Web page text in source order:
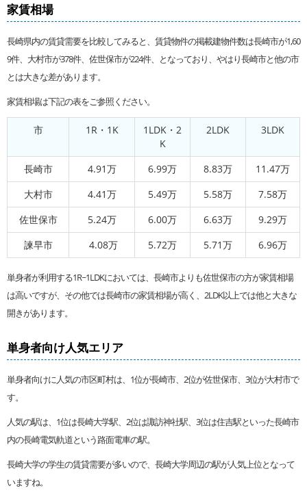
家賃相場
長崎県内の賃貸需要を比較してみると、賃貸物件の掲載建物件数は長崎市が1,60
9件、大村市が378件、佐世保市が224件、となっており、やはり長崎市と他の市
とは大きな差があります。
家賃相場は下記の表をご参照ください。
市 1R・1K
1LDK・2
K
2LDK 3LDK
長崎市 4.91万 6.99万 8.83万
11.47万
大村市
4.41万 5.49万 5.58万
7.58万
佐世保市
5.24万 6.00万 6.63万
9.29万
諫早市
4.08万 5.72万 5.71万 6.96万
単身者が利用する1R~1LDKにおいては、長崎市よりも佐世保市の方が家賃相場
は高いですが、その他では長崎市の家賃相場が高く、2LDK以上では他と大きな
開きがあります。
単身者向け人気エリア
単身者向けに人気の市区町村は、1位が長崎市、2位が佐世保市、3位が大村市で
す。
人気の駅は、1位は長崎大学駅、2位は諏訪神社駅、3位は住吉駅といった長崎市
内の長崎電気軌道という路面電車の駅。
長崎大学の学生の賃貸需要が多いので、長崎大学周辺の駅が人気上位となって
いますね。